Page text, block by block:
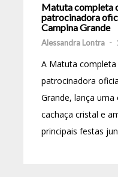
Matuta completa
patrocinadora
Campina Grande
Alessandra Lontra -
A Matuta
patrocinadora
Grande, lança uma
cachaça cristal e
principais festas